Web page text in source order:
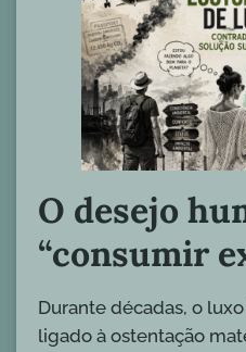
O desejo
“consumir
Durante décadas, o
ligado à ostentação